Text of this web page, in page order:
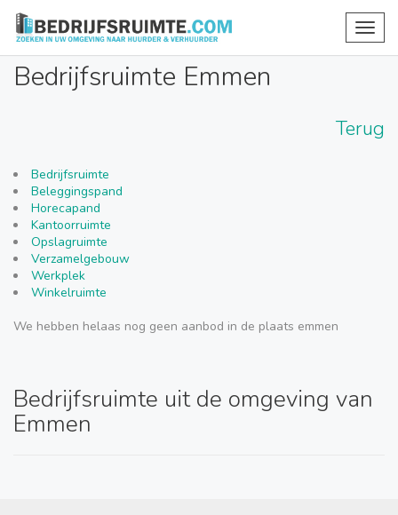
Bedrijfsruimte Emmen
Terug
Bedrijfsruimte
Beleggingspand
Horecapand
Kantoorruimte
Opslagruimte
Verzamelgebouw
Werkplek
Winkelruimte
We hebben helaas nog geen aanbod in de plaats emmen
Bedrijfsruimte uit de omgeving van
Emmen